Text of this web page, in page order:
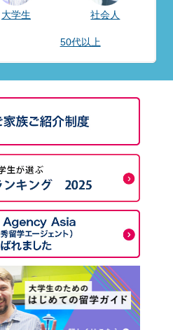
大学生 社会人
50代以上